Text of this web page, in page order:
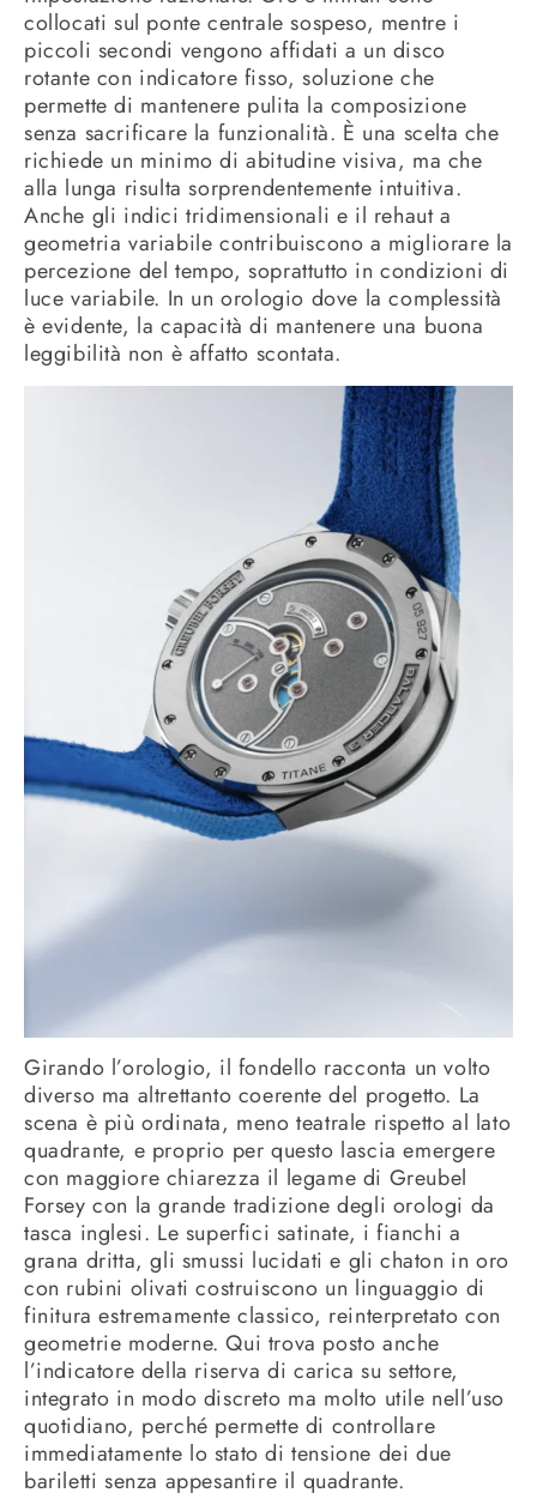
collocati sul ponte centrale sospeso, mentre i
piccoli secondi vengono affidati a un disco
rotante con indicatore fisso, soluzione che
permette di mantenere pulita la composizione
senza sacrificare la funzionalità. È una scelta che
richiede un minimo di abitudine visiva, ma che
alla lunga risulta sorprendentemente intuitiva.
Anche gli indici tridimensionali e il rehaut a
geometria variabile contribuiscono a migliorare la
percezione del tempo, soprattutto in condizioni di
luce variabile. In un orologio dove la complessità
è evidente, la capacità di mantenere una buona
leggibilità non è affatto scontata.
Girando l’orologio, il fondello racconta un volto
diverso ma altrettanto coerente del progetto. La
scena è più ordinata, meno teatrale rispetto al lato
quadrante, e proprio per questo lascia emergere
con maggiore chiarezza il legame di Greubel
Forsey con la grande tradizione degli orologi da
tasca inglesi. Le superfici satinate, i fianchi a
grana dritta, gli smussi lucidati e gli chaton in oro
con rubini olivati costruiscono un linguaggio di
finitura estremamente classico, reinterpretato con
geometrie moderne. Qui trova posto anche
l’indicatore della riserva di carica su settore,
integrato in modo discreto ma molto utile nell’uso
quotidiano, perché permette di controllare
immediatamente lo stato di tensione dei due
bariletti senza appesantire il quadrante.